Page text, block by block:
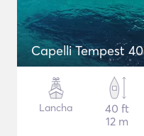
Capelli Tempest 40
Lancha
40 ft
12 m